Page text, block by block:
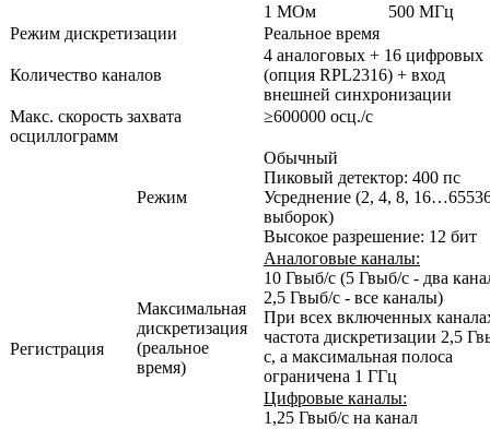
1 МОм
500 МГц
Режим дискретизации
Реальное время
Количество каналов
4 аналоговых + 16 цифровых
(опция RPL2316) + вход
внешней синхронизации
Макс. скорость захвата
осциллограмм
≥600000 осц./с
Регистрация
Режим
Обычный
Пиковый детектор: 400 пс
Усреднение (2, 4, 8,
выборок)
Высокое разрешение: 12 бит
Максимальная
дискретизация
(реальное
время)
Аналоговые каналы:
10 Гвыб/с (5 Гвыб/с - два
2,5 Гвыб/с - все каналы)
При всех включенных
частота дискретизации 2,5
с, а максимальная полоса
ограничена 1 ГГц
Цифровые каналы:
1,25 Гвыб/с на канал